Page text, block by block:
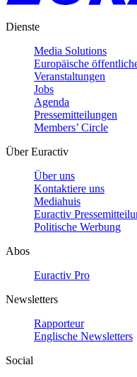
Dienste
Media Solutions
Europäische
Veranstaltungen
Jobs
Agenda
Pressemitteilungen
Members’ Circle
Über Euractiv
Über uns
Kontaktiere uns
Mediahuis
Euractiv
Politische Werbung
Abos
Euractiv Pro
Newsletters
Rapporteur
Englische Newsletters
Social